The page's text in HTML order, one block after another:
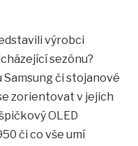
výrobci
sezónu?
či stojanové
zorientovat v jejich
OLED
či co vše umí